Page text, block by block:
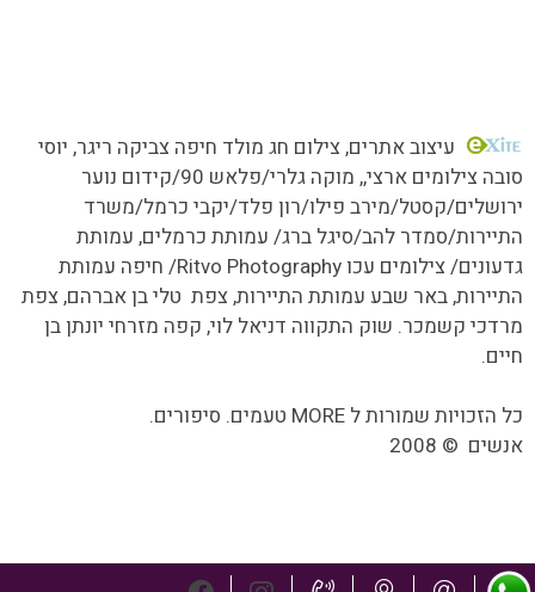
עיצוב אתרים, צילום חג מולד חיפה צביקה ריגר, יוסי
סובה צילומים ארצי,, מוקה גלרי/
פלאש 90/קידום נוער
ירושלים/קסטל/מירב פילו/רון פלד/יקבי כרמל/משרד
התיירות/סמדר להב/סיגל ברג/ עמותת כרמלים, עמותת
גדעונים/ צילומים עכו Ritvo Photography/ חיפה עמותת
התיירות, באר שבע עמותת התיירות, צפת טלי בן אברהם, צפת
מרדכי קשמכר. שוק התקווה דניאל לוי, קפה מזרחי יונתן בן
חיים.
כל הזכויות שמורות ל MORE טעמים. סיפורים.
אנשים ©
2008